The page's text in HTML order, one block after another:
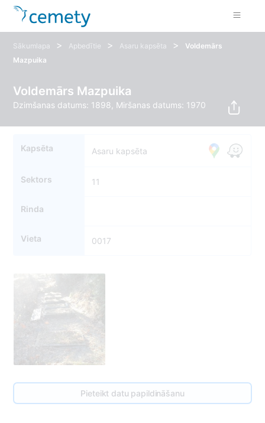
Sākumlapa > Apbedītie > Asaru kapsēta >
Voldemārs
Mazpuika
Voldemārs Mazpuika
Dzimšanas datums: 1898, Miršanas datums: 1970
Kapsēta Asaru kapsēta
Sektors 11
Rinda
Vieta 0017
Pieteikt datu papildināšanu 017A